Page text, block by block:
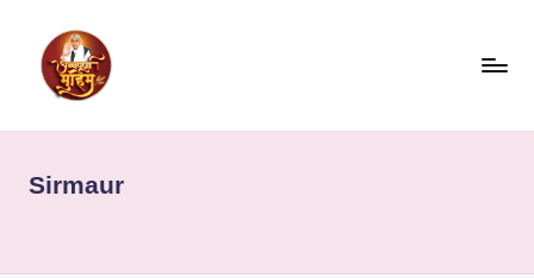
Sirmaur